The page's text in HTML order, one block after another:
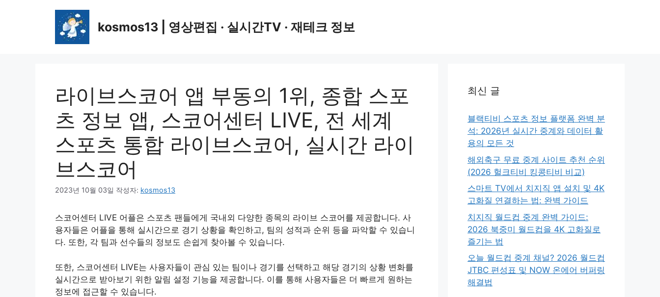
kosmos13 | 영상편집 · 실시간TV · 재테크 정보
라이브스코어 앱 부동의 1위, 종합 스포
츠 정보 앱, 스코어센터 LIVE, 전 세계
스포츠 통합 라이브스코어, 실시간 라이
브스코어
2023년 10월 03일 작성자: kosmos13
스코어센터 LIVE 어플은 스포츠 팬들에게 국내외 다양한 종목의 라이브 스코어를 제공합니다. 사
용자들은 어플을 통해 실시간으로 경기 상황을 확인하고, 팀의 성적과 순위 등을 파악할 수 있습니
다. 또한, 각 팀과 선수들의 정보도 손쉽게 찾아볼 수 있습니다.
또한, 스코어센터 LIVE는 사용자들이 관심 있는 팀이나 경기를 선택하고 해당 경기의 상황 변화를
실시간으로 받아보기 위한 알림 설정 기능을 제공합니다. 이를 통해 사용자들은 더 빠르게 원하는
정보에 접근할 수 있습니다.
최신 글
블랙티비 스포츠 정보 플랫폼 완벽 분
석: 2026년 실시간 중계와 데이터 활
용의 모든 것
해외축구 무료 중계 사이트 추천 순위
(2026 헐크티비 킹콩티비 비교)
스마트 TV에서 치지직 앱 설치 및 4K
고화질 연결하는 법: 완벽 가이드
치지직 월드컵 중계 완벽 가이드:
2026 북중미 월드컵을 4K 고화질로
즐기는 법
오늘 월드컵 중계 채널? 2026 월드컵
JTBC 편성표 및 NOW 온에어 버퍼링
해결법